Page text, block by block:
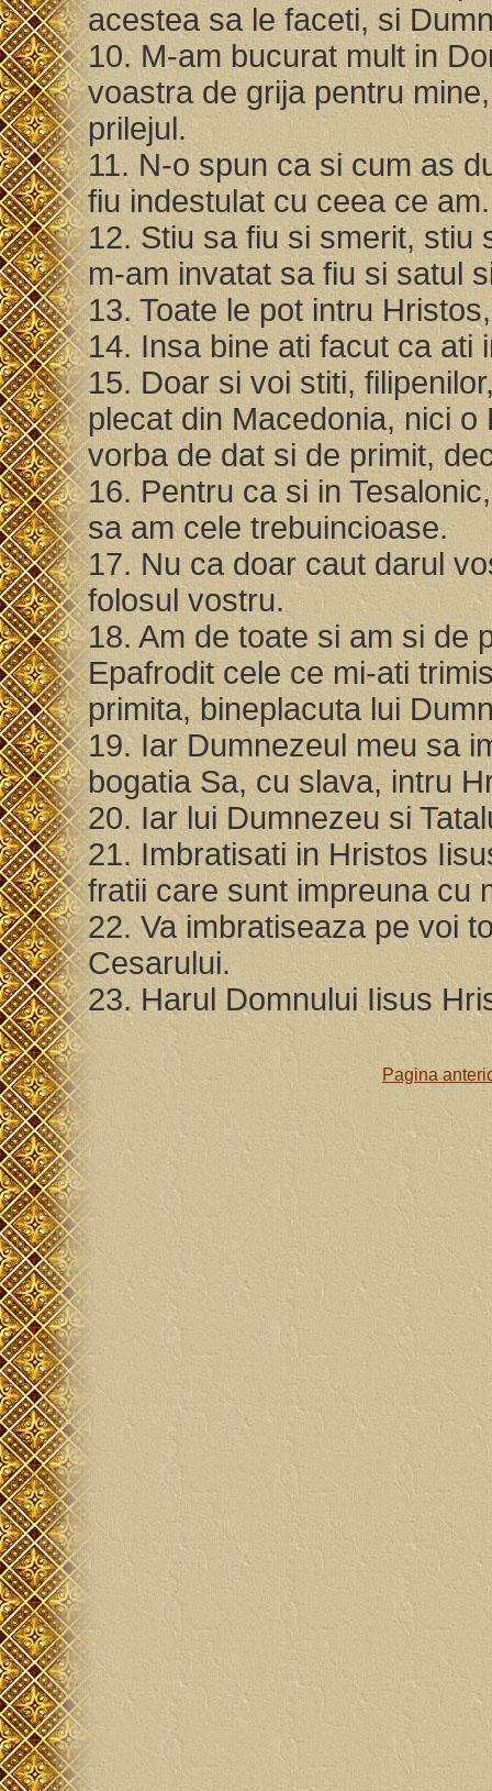
acestea sa le faceti, si
10. M-am bucurat mult in
voastra de grija pentru
prilejul.
11. N-o spun ca si cum as
fiu indestulat cu ceea ce
12. Stiu sa fiu si smerit, stiu
m-am invatat sa fiu si satul
13. Toate le pot intru
14. Insa bine ati facut ca
15. Doar si voi stiti,
plecat din Macedonia, nici
vorba de dat si de primit,
16. Pentru ca si in
sa am cele trebuincioase.
17. Nu ca doar caut darul
folosul vostru.
18. Am de toate si am si de
Epafrodit cele ce mi-ati
primita, bineplacuta lui
19. Iar Dumnezeul meu sa
bogatia Sa, cu slava, intru
20. Iar lui Dumnezeu si
21. Imbratisati in Hristos
fratii care sunt impreuna cu
22. Va imbratiseaza pe voi
Cesarului.
23. Harul Domnului Iisus
Pagina